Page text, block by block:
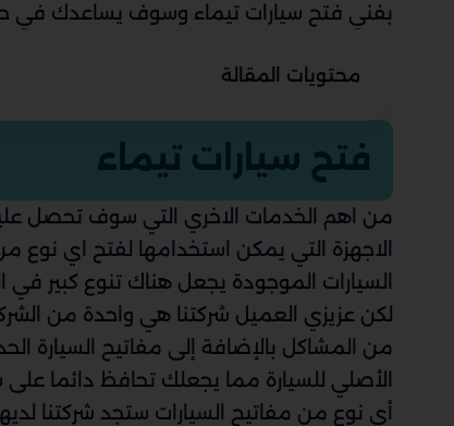
بفني فتح سيارات تيماء وسوف يساعدك في
محتويات المقالة
فتح سيارات تيماء
من اهم الخدمات الاخري التي سوف تحصل
الاجهزة التي يمكن استخدامها لفتح اي نوع
السيارات الموجودة يجعل هناك تنوع كبير في
لكن عزيزي العميل شركتنا هي واحدة من
من المشاكل بالإضافة إلى مفاتيح السيارة
الأصلي للسيارة مما يجعلك تحافظ دائما على
أي نوع من مفاتيح السيارات ستجد شركتنا